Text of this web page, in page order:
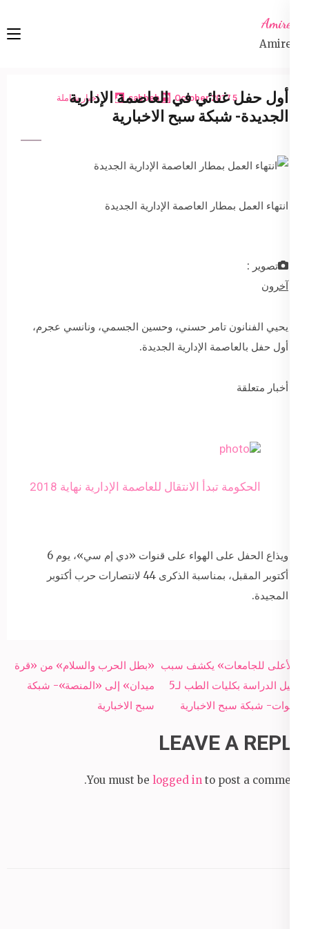
content
Enter)
Amireta
Amireta
5 October 2017
sabbeh اخبار شاملة
أول حفل غنائي في العاصمة الإدارية
الجديدة- شبكة سبح الاخبارية
انتهاء العمل بمطار العاصمة الإدارية الجديدة
تصوير :
آخرون
يحيي الفنانون تامر حسني، وحسين الجسمي، ونانسي عجرم،
أول حفل بالعاصمة الإدارية الجديدة.
أخبار متعلقة
الحكومة تبدأ الانتقال للعاصمة الإدارية نهاية 2018
ويذاع الحفل على الهواء على قنوات «دي إم سي»، يوم 6
أكتوبر المقبل، بمناسبة الذكرى 44 لانتصارات حرب أكتوبر
المجيدة.
Post
navigation
«بطل الحرب والسلام» من «قرة
ميدان» إلى «المنصة»- شبكة
سبح الاخبارية
«الأعلى للجامعات» يكشف سبب
تقليل الدراسة بكليات الطب لـ5
سنوات- شبكة سبح الاخبارية
LEAVE A REPLY
You must be logged in to post a comment.